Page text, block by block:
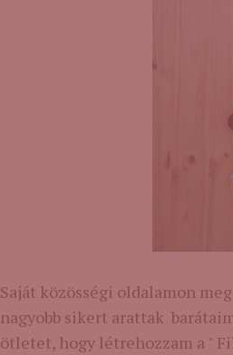
Saját közösségi oldalamon
nagyobb sikert arattak
ötletet, hogy létrehozzam a "